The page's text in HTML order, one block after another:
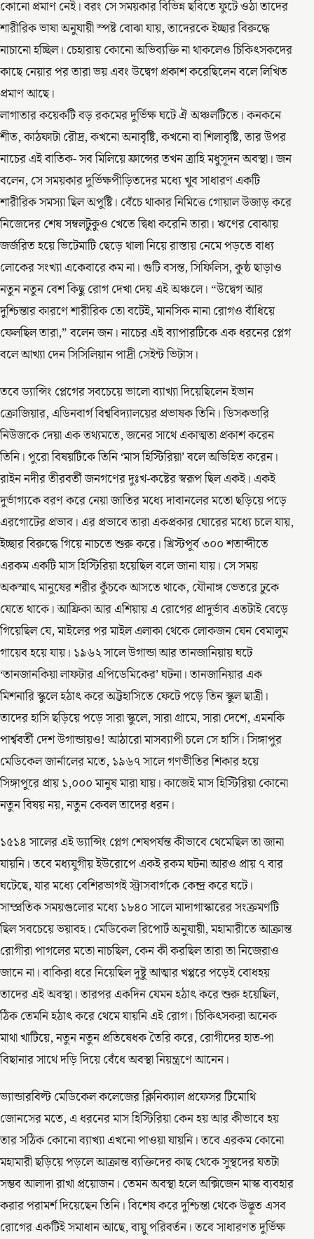
কোনো প্রমাণ নেই। বরং সে সময়কার বিভিন্ন ছবিতে ফুটে ওঠা তাদের
শারীরিক ভাষা অনুযায়ী স্পষ্ট বোঝা যায়, তাদেরকে ইচ্ছার বিরুদ্ধে
নাচানো হচ্ছিল। চেহারায় কোনো অভিব্যক্তি না থাকলেও চিকিৎসকদের
কাছে নেয়ার পর তারা ভয় এবং উদ্বেগ প্রকাশ করেছিলেন বলে লিখিত
প্রমাণ আছে।
লাগাতার কয়েকটি বড় রকমের দুর্ভিক্ষ ঘটে ঐ অঞ্চলটিতে। কনকনে
শীত, কাঠফাটা রৌদ্র, কখনো অনাবৃষ্টি, কখনো বা শিলাবৃষ্টি, তার উপর
নাচের এই বাতিক- সব মিলিয়ে ফ্রান্সের তখন ত্রাহি মধুসূদন অবস্থা। জন
বলেন, সে সময়কার দুর্ভিক্ষপীড়িতদের মধ্যে খুব সাধারণ একটি
শারীরিক সমস্যা ছিল অপুষ্টি। বেঁচে থাকার নিমিত্তে গোয়াল উজাড় করে
নিজেদের শেষ সম্বলটুকুও খেতে দ্বিধা করেনি তারা। ঋণের বোঝায়
জর্জরিত হয়ে ভিটেমাটি ছেড়ে থালা নিয়ে রাস্তায় নেমে পড়তে বাধ্য
লোকের সংখ্যা একেবারে কম না। গুটি বসন্ত, সিফিলিস, কুষ্ঠ ছাড়াও
নতুন নতুন বেশ কিছু রোগ দেখা দেয় এই অঞ্চলে। “উদ্বেগ আর
দুশ্চিন্তার কারণে শারীরিক তো বটেই, মানসিক নানা রোগও বাঁধিয়ে
ফেলছিল তারা,” বলেন জন। নাচের এই ব্যাপারটিকে এক ধরনের প্লেগ
বলে আখ্যা দেন সিসিলিয়ান পাদ্রী সেইন্ট ভিটাস।
তবে ড্যান্সিং প্লেগের সবচেয়ে ভালো ব্যাখ্যা দিয়েছিলেন ইভান
ক্রোজিয়ার, এডিনবার্গ বিশ্ববিদ্যালয়ের প্রভাষক তিনি। ডিসকভারি
নিউজকে দেয়া এক তথ্যমতে, জনের সাথে একাত্মতা প্রকাশ করেন
তিনি। পুরো বিষয়টিকে তিনি ‘মাস হিস্টিরিয়া’ বলে অভিহিত করেন।
রাইন নদীর তীরবর্তী জনগণের দুঃখ-কষ্টের স্বরূপ ছিল একই। একই
দুর্ভাগ্যকে বরণ করে নেয়া জাতির মধ্যে দাবানলের মতো ছড়িয়ে পড়ে
এরগোটের প্রভাব। এর প্রভাবে তারা একপ্রকার ঘোরের মধ্যে চলে যায়,
ইচ্ছার বিরুদ্ধে গিয়ে নাচতে শুরু করে। খ্রিস্টপূর্ব ৩০০ শতাব্দীতে
এরকম একটি মাস হিস্টিরিয়া হয়েছিল বলে জানা যায়। সে সময়
অকস্মাৎ মানুষের শরীর কুঁচকে আসতে থাকে, যৌনাঙ্গ ভেতরে ঢুকে
যেতে থাকে। আফ্রিকা আর এশিয়ায় এ রোগের প্রাদুর্ভাব এতটাই বেড়ে
গিয়েছিল যে, মাইলের পর মাইল এলাকা থেকে লোকজন যেন বেমালুম
গায়েব হয়ে যায়। ১৯৬২ সালে উগান্ডা আর তানজানিয়ায় ঘটে
‘তানজানকিয়া লাফটার এপিডেমিকের’ ঘটনা। তানজানিয়ার এক
মিশনারি স্কুলে হঠাৎ করে অট্টহাসিতে ফেটে পড়ে তিন স্কুল ছাত্রী।
তাদের হাসি ছড়িয়ে পড়ে সারা স্কুলে, সারা গ্রামে, সারা দেশে, এমনকি
পার্শ্ববর্তী দেশ উগান্ডায়ও! আঠারো মাসব্যাপী চলে সে হাসি। সিঙ্গাপুর
মেডিকেল জার্নালের মতে, ১৯৬৭ সালে গণভীতির শিকার হয়ে
সিঙ্গাপুরে প্রায় ১,০০০ মানুষ মারা যায়। কাজেই মাস হিস্টিরিয়া কোনো
নতুন বিষয় নয়, নতুন কেবল তাদের ধরন।
১৫১৪ সালের এই ড্যান্সিং প্লেগ শেষপর্যন্ত কীভাবে থেমেছিল তা জানা
যায়নি। তবে মধ্যযুগীয় ইউরোপে একই রকম ঘটনা আরও প্রায় ৭ বার
ঘটেছে, যার মধ্যে বেশিরভাগই স্ট্রাসবার্গকে কেন্দ্র করে ঘটে।
সাম্প্রতিক সময়গুলোর মধ্যে ১৮৪০ সালে মাদাগাস্কারের সংক্রমণটি
ছিল সবচেয়ে ভয়াবহ। মেডিকেল রিপোর্ট অনুযায়ী, মহামারীতে আক্রান্ত
রোগীরা পাগলের মতো নাচছিল, কেন কী করছিল তারা তা নিজেরাও
জানে না। বাকিরা ধরে নিয়েছিল দুষ্টু আত্মার খপ্পরে পড়েই বোধহয়
তাদের এই অবস্থা। তারপর একদিন যেমন হঠাৎ করে শুরু হয়েছিল,
ঠিক তেমনি হঠাৎ করে থেমে যায়নি এই রোগ। চিকিৎসকরা অনেক
মাথা খাটিয়ে, নতুন নতুন প্রতিষেধক তৈরি করে, রোগীদের হাত-পা
বিছানার সাথে দড়ি দিয়ে বেঁধে অবস্থা নিয়ন্ত্রণে আনেন।
ভ্যান্ডারবিল্ট মেডিকেল কলেজের ক্লিনিক্যাল প্রফেসর টিমোথি
জোনসের মতে, এ ধরনের মাস হিস্টিরিয়া কেন হয় আর কীভাবে হয়
তার সঠিক কোনো ব্যাখ্যা এখনো পাওয়া যায়নি। তবে এরকম কোনো
মহামারী ছড়িয়ে পড়লে আক্রান্ত ব্যক্তিদের কাছ থেকে সুস্থদের যতটা
সম্ভব আলাদা রাখা প্রয়োজন। তেমন অবস্থা হলে অক্সিজেন মাস্ক ব্যবহার
করার পরামর্শ দিয়েছেন তিনি। বিশেষ করে দুশ্চিন্তা থেকে উদ্ভূত এসব
রোগের একটিই সমাধান আছে, বায়ু পরিবর্তন। তবে সাধারণত দুর্ভিক্ষ